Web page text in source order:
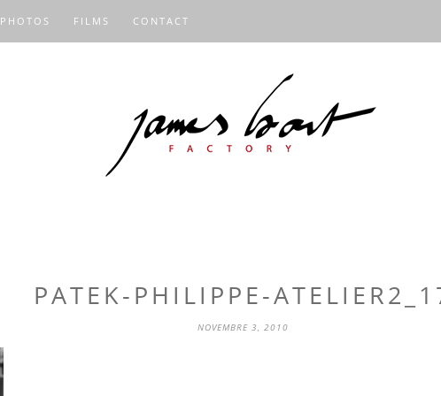
PHOTOS FILMS CONTACT
PATEK-PHILIPPE-
NOVEMBRE 3, 2010